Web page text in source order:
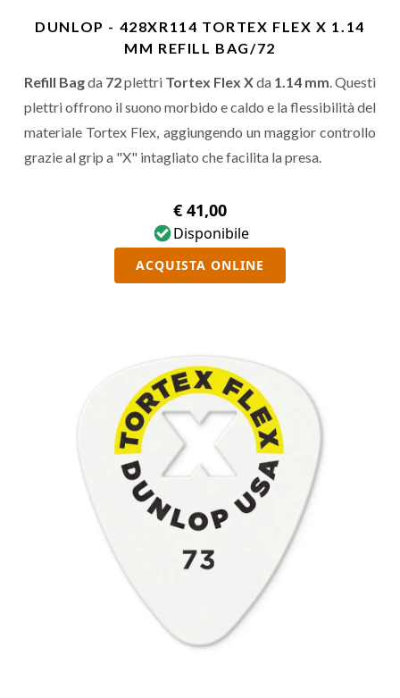
DUNLOP - 428XR114 TORTEX FLEX X 1.14
MM REFILL BAG/72
Refill Bagda 72plettri Tortex Flex Xda 1.14 mm. Questi
plettri offrono il suono morbido e caldo e la flessibilità del
materiale Tortex Flex, aggiungendo un maggior controllo
grazie al grip a "X" intagliato che facilita la presa.
€ 41,00
Disponibile
ACQUISTA ONLINE